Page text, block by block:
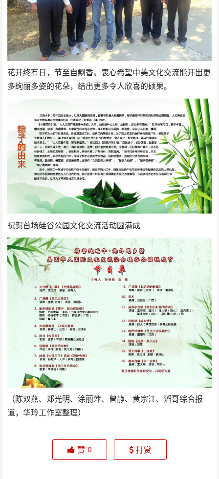
花开终有日，节至自飘香。衷心希望中美文化交流能开出更
多绚丽多姿的花朵，结出更多令人欣喜的硕果。
祝贺首场硅谷公园文化交流活动圆满成
（陈双燕、郑光明、涂丽萍、曾静、黄宗江、滔哥综合报
道，华玲工作室整理）
赞 0 打赏